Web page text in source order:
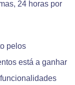
24 horas por
pelos
está a ganhar